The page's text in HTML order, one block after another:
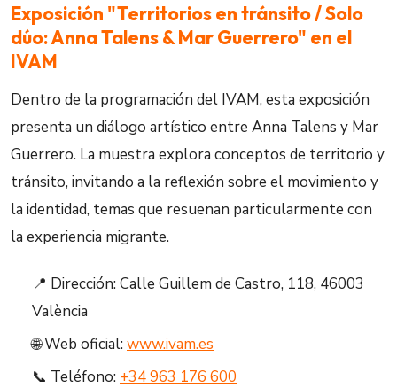
Exposición "Territorios en tránsito / Solo
dúo: Anna Talens & Mar Guerrero" en el
IVAM
Dentro de la programación del IVAM, esta exposición
presenta un diálogo artístico entre Anna Talens y Mar
Guerrero. La muestra explora conceptos de territorio y
tránsito, invitando a la reflexión sobre el movimiento y
la identidad, temas que resuenan particularmente con
la experiencia migrante.
📍 Dirección: Calle Guillem de Castro, 118, 46003
València
🌐 Web oficial:www.ivam.es
📞 Teléfono: +34 963 176 600